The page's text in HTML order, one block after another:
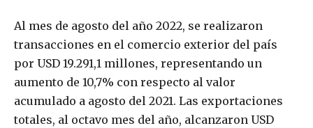
Al mes de agosto del año 2022, se realizaron
transacciones en el comercio exterior del país
por USD 19.291,1 millones, representando un
aumento de 10,7% con respecto al valor
acumulado a agosto del 2021. Las exportaciones
totales, al octavo mes del año, alcanzaron USD